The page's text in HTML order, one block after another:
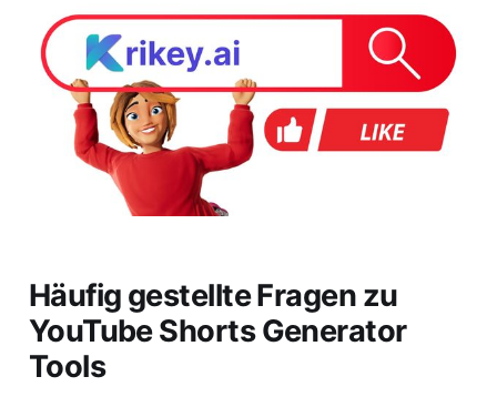
Häufig gestellte Fragen zu
YouTube Shorts Generator
Tools